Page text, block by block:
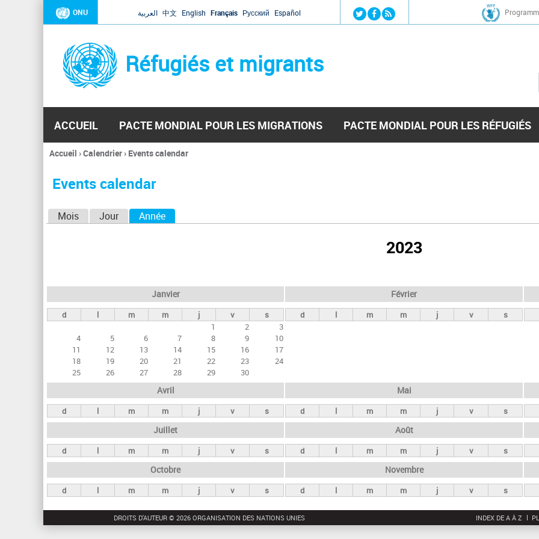
Jump to navigation
ONU العربية 中文 English Français Русский Español
Réfugiés et migrants
ACCUEIL PACTE MONDIAL POUR LES MIGRATIONS PACTE MONDIAL POUR LES RÉFUGIÉS
Vous
ici
Accueil ›Calendrier› Events calendar
Events calendar
e
t
s
n
c
i
p
a
x
Mois Jour Année
2023
Janvier
d l m m j v
s
1
2
3
4
5 6 7 8 9
10
11
12 13 14 15 16
17
18
19 20 21 22 23
24
25
26 27 28 29 30
Février
d l m m j v s
Avril
d l m m j v s
Mai
d l m m j v s
Juillet
d l m m j v s
Août
d l m m j v s
Octobre
d l m m j v s
Novembre
d l m m j v s
DROITS D'AUTEUR © 2026 ORGANISATION DES NATIONS UNIES INDEX DE A À Z